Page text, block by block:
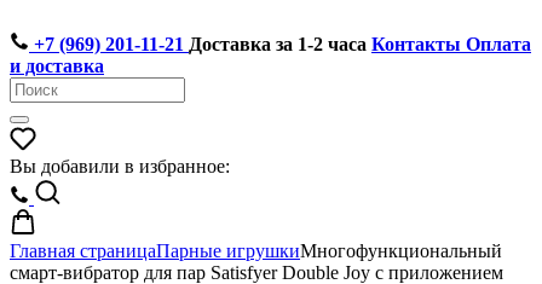
+7 (969) 201-11-21 Доставка за 1-2 часа Контакты Оплата
и доставка
Вы добавили в избранное:
Главная страницаПарные игрушкиМногофункциональный
смарт-вибратор для пар Satisfyer Double Joy с приложением